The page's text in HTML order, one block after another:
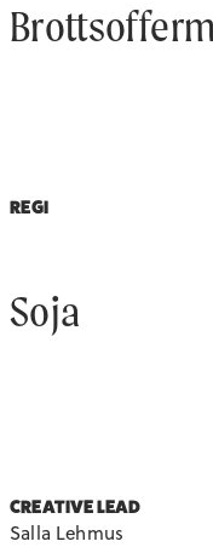
REGI
Soja
CREATIVE LEAD
Salla Lehmus